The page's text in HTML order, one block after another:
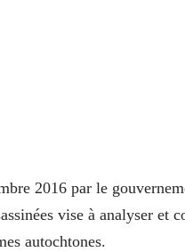
2016 par le
vise à analyser et
autochtones.